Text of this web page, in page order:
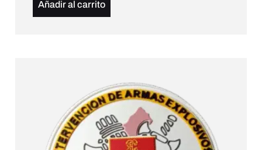
Añadir al carrito